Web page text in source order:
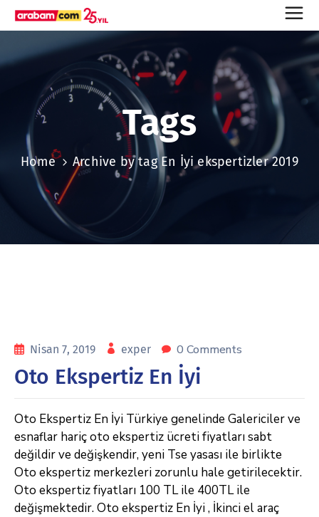
Tags
Home Archive by tag En İyi ekspertizler 2019
Nisan 7, 2019 exper 0 Comments
Oto Ekspertiz En İyi
Oto Ekspertiz En İyi Türkiye genelinde Galericiler ve
esnaflar hariç oto ekspertiz ücreti fiyatları sabt
değildir ve değişkendir, yeni Tse yasası ile birlikte
Oto ekspertiz merkezleri zorunlu hale getirilecektir.
Oto ekspertiz fiyatları 100 TL ile 400TL ile
değişmektedir. Oto ekspertiz En İyi , İkinci el araç